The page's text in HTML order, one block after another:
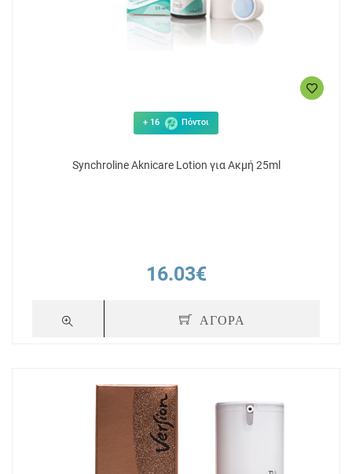
+ 16 Πόντοι
Synchroline Aknicare Lotion για Ακμή 25ml
16.03€
ΑΓΟΡΑ